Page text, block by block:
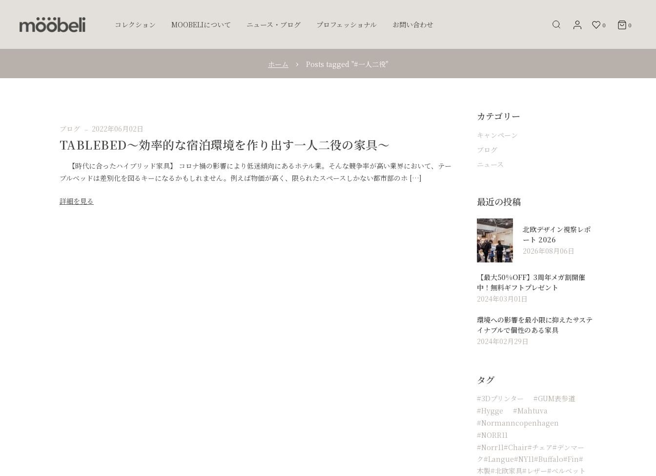
コレクション
キッチンウェア
プランター
オブジェクト
アクセサリー
ベッド
MOOBELIについて ニュース・ブログ プロフェッショナル お問い合わせ 0 0
ホーム Posts tagged "#一人二役"
ブログ 2022年06月02日
TABLEBED〜効率的な宿泊環境を作り出す一人二役の家具〜
【時代に合ったハイブリッド家具】 コロナ禍の影響により低迷傾向にあるホテル業。そんな競争率が高い業界において、テー
ブルベッドは差別化を図るキーになるかもしれません。例えば物価が高く、限られたスペースしかない都市部のホ […]
詳細を見る
カテゴリー
キャンペーン
ブログ
ニュース
最近の投稿
北欧デザイン視察レポ
ート 2026
2026年08月06日
【最大50%OFF】3周年メガ割開催
中！無料ギフトプレゼント
2024年03月01日
環境への影響を最小限に抑えたサステ
イナブルで個性のある家具
2024年02月29日
タグ
#3Dプリンター
#GUM表参道
#hygge
#Mahtuva
#normanncopenhagen
#NORR11
#Norr11#chair#チェア#デンマー
ク#langue#NY11#buffalo#fin#
木製#北欧家具#レザー#ベルベット